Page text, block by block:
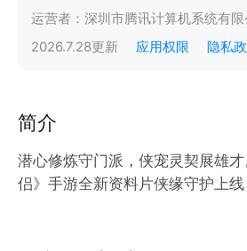
运营者： 深圳市腾讯计算机系统有限
2026.7.28更新 应用权限 隐私
简介
潜心修炼守门派，侠宠灵契展雄
侣》手游全新资料片侠缘守护上线